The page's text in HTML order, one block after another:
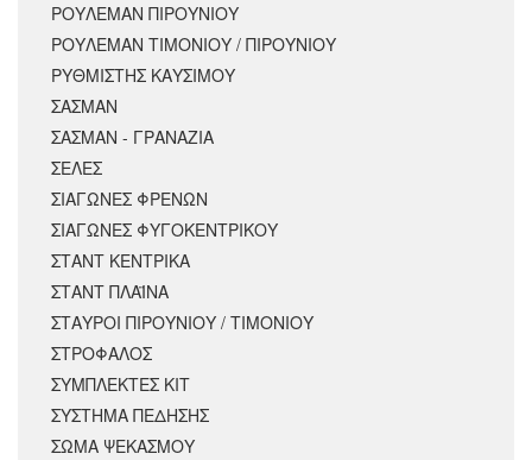
ΡΟΥΛΕΜΑΝ ΠΙΡΟΥΝΙΟΥ
ΡΟΥΛΕΜΑΝ ΤΙΜΟΝΙΟΥ / ΠΙΡΟΥΝΙΟΥ
ΡΥΘΜΙΣΤΗΣ ΚΑΥΣΙΜΟΥ
ΣΑΣΜΑΝ
ΣΑΣΜΑΝ - ΓΡΑΝΑΖΙΑ
ΣΕΛΕΣ
ΣΙΑΓΩΝΕΣ ΦΡΕΝΩΝ
ΣΙΑΓΩΝΕΣ ΦΥΓΟΚΕΝΤΡΙΚΟΥ
ΣΤΑΝΤ ΚΕΝΤΡΙΚΑ
ΣΤΑΝΤ ΠΛΑΪΝΑ
ΣΤΑΥΡΟΙ ΠΙΡΟΥΝΙΟΥ / ΤΙΜΟΝΙΟΥ
ΣΤΡΟΦΑΛΟΣ
ΣΥΜΠΛΕΚΤΕΣ ΚΙΤ
ΣΥΣΤΗΜΑ ΠΕΔΗΣΗΣ
ΣΩΜΑ ΨΕΚΑΣΜΟΥ